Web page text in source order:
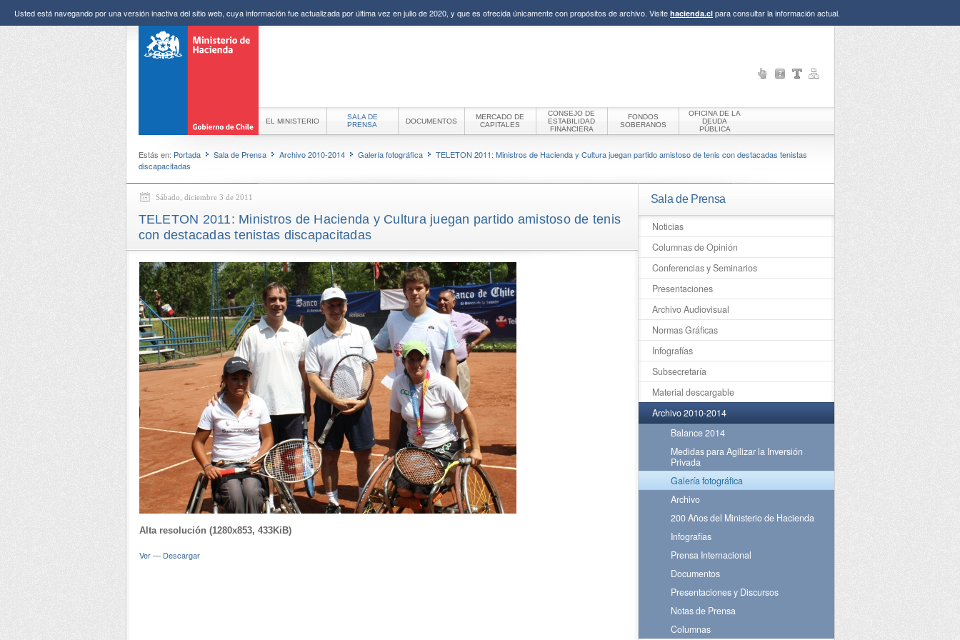
Usted está navegando por una versión inactiva del sitio web, cuya información fue actualizada por última vez en julio de 2020, y que es ofrecida únicamente con propósitos de archivo. Visite hacienda.cl para consultar la información actual.
EL MINISTERIO
SALA DE
PRENSA
DOCUMENTOS
MERCADO DE
CAPITALES
CONSEJO DE
ESTABILIDAD
FINANCIERA
FONDOS
SOBERANOS
OFICINA DE LA
DEUDA
PÚBLICA
Estás en: Portada Sala de Prensa Archivo 2010-2014 Galería fotográfica
TELETON 2011: Ministros de Hacienda y Cultura juegan partido amistoso de tenis con destacadas tenistas
discapacitadas
Sala de Prensa
Noticias
Columnas de Opinión
Conferencias y Seminarios
Presentaciones
Archivo Audiovisual
Normas Gráficas
Infografías
Subsecretaría
Material descargable
Archivo 2010-2014
Balance 2014
Medidas para Agilizar la Inversión
Privada
Galería fotográfica
Archivo
200 Años del Ministerio de Hacienda
Infografías
Prensa Internacional
Documentos
Presentaciones y Discursos
Notas de Prensa
Columnas
Sábado, diciembre 3 de 2011
TELETON 2011: Ministros de Hacienda y Cultura juegan partido amistoso de tenis
con destacadas tenistas discapacitadas
Alta resolución (1280x853, 433KiB)
Ver— Descargar